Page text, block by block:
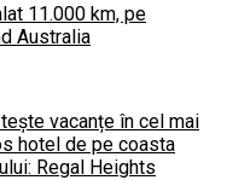
11.000 km, pe
Australia
vacanțe în cel mai
hotel de pe coasta
Regal Heights